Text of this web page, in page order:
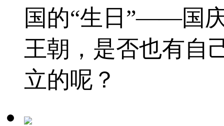
国的“生日”——国
王朝，是否也有自
立的呢？